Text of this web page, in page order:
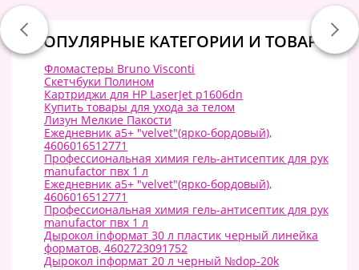
ПОПУЛЯРНЫЕ КАТЕГОРИИ И ТОВАРЫ:
Фломастеры Bruno Visconti
Скетчбуки Полином
Картриджи для HP LaserJet p1606dn
Купить товары для ухода за телом
Лизун Мелкие Пакости
Ежедневник а5+ "velvet"(ярко-бордовый),
4606016512771
Профессиональная химия гель-антисептик для рук
manufactor пвх 1 л
Ежедневник а5+ "velvet"(ярко-бордовый),
4606016512771
Профессиональная химия гель-антисептик для рук
manufactor пвх 1 л
Дырокол inформат 30 л пластик черный линейка
форматов, 4602723091752
Дырокол inформат 20 л черный №dop-20k